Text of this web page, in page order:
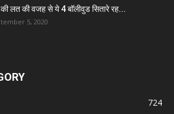
लत की वजह से ये 4 बॉलीवुड सितारे रह...
5, 2020
724